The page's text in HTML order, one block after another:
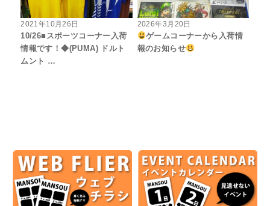
2021年10月26日
10/26■スポーツコーナー入荷
情報です！◆(PUMA) ドルト
ムント …
2026年3月20日
ゲームコーナーから入荷情
報のお知らせ